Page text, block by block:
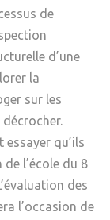
de
d’une
la
sur les
qu’ils
l’école du 8
des
l’occasion de